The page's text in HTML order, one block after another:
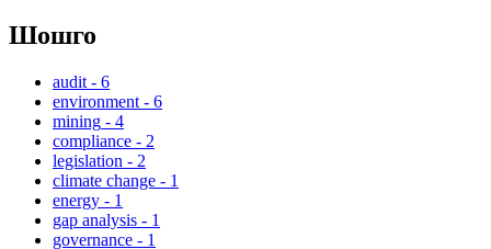
Шошго
audit - 6
environment - 6
mining - 4
compliance - 2
legislation - 2
climate change - 1
energy - 1
gap analysis - 1
governance - 1